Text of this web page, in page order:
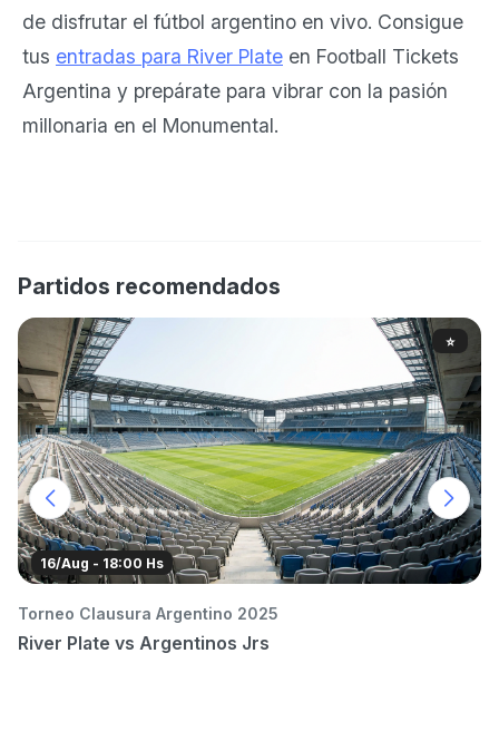
de disfrutar el fútbol argentino en vivo. Consigue
tus entradas para River Plate en Football Tickets
Argentina y prepárate para vibrar con la pasión
millonaria en el Monumental.
Partidos recomendados
16/Aug - 18:00 Hs
⭐
Torneo Clausura Argentino 2025
River Plate vs Argentinos Jrs